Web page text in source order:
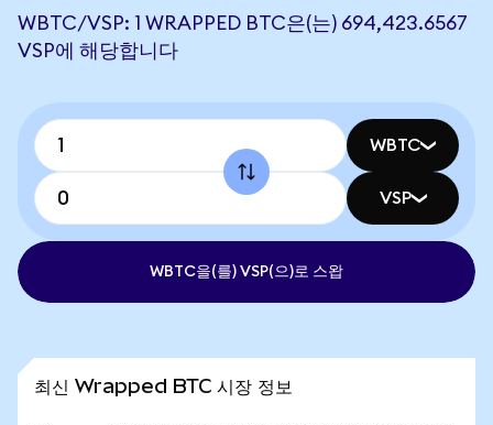
WBTC/VSP: 1 WRAPPED BTC은(는) 694,423.6567
VSP에 해당합니다
WBTC
VSP
WBTC을(를) VSP(으)로 스왑
최신 Wrapped BTC 시장 정보